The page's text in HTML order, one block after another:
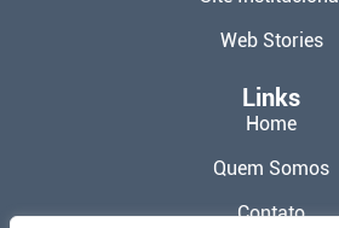
Web Stories
Links
Home
Quem Somos
Contato